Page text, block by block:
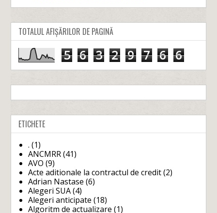
TOTALUL AFIȘĂRILOR DE PAGINĂ
5 6 3 2 9 7 6 6
ETICHETE
. (1)
ANCMRR (41)
AVO (9)
Acte aditionale la contractul de credit (2)
Adrian Nastase (6)
Alegeri SUA (4)
Alegeri anticipate (18)
Algoritm de actualizare (1)